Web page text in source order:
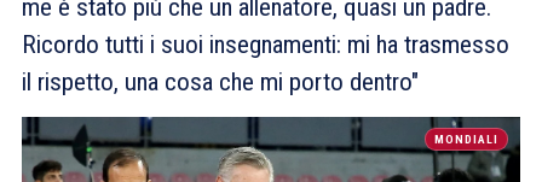
me è stato più che un allenatore, quasi un padre.
Ricordo tutti i suoi insegnamenti: mi ha trasmesso
il rispetto, una cosa che mi porto dentro"
MONDIALI